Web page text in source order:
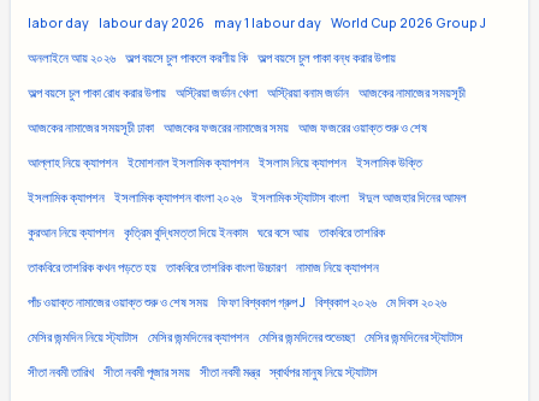
labor day labour day 2026 may 1 labour day World Cup 2026 Group J
অনলাইনে আয় ২০২৬ অল্প বয়সে চুল পাকলে করণীয় কি অল্প বয়সে চুল পাকা বন্ধ করার উপায়
অল্প বয়সে চুল পাকা রোধ করার উপায় অস্ট্রিয়া জর্ডান খেলা অস্ট্রিয়া বনাম জর্ডান আজকের নামাজের সময়সূচী
আজকের নামাজের সময়সূচী ঢাকা আজকের ফজরের নামাজের সময় আজ ফজরের ওয়াক্ত শুরু ও শেষ
আল্লাহ নিয়ে ক্যাপশন ইমোশনাল ইসলামিক ক্যাপশন ইসলাম নিয়ে ক্যাপশন ইসলামিক উক্তি
ইসলামিক ক্যাপশন ইসলামিক ক্যাপশন বাংলা ২০২৬ ইসলামিক স্ট্যাটাস বাংলা ঈদুল আজহার দিনের আমল
কুরআন নিয়ে ক্যাপশন কৃত্রিম বুদ্ধিমত্তা দিয়ে ইনকাম ঘরে বসে আয় তাকবিরে তাশরিক
তাকবিরে তাশরিক কখন পড়তে হয় তাকবিরে তাশরিক বাংলা উচ্চারণ নামাজ নিয়ে ক্যাপশন
পাঁচ ওয়াক্ত নামাজের ওয়াক্ত শুরু ও শেষ সময় ফিফা বিশ্বকাপ গ্রুপ J বিশ্বকাপ ২০২৬ মে দিবস ২০২৬
মেসির জন্মদিন নিয়ে স্ট্যাটাস মেসির জন্মদিনের ক্যাপশন মেসির জন্মদিনের শুভেচ্ছা মেসির জন্মদিনের স্ট্যাটাস
সীতা নবমী তারিখ সীতা নবমী পূজার সময় সীতা নবমী মন্ত্র স্বার্থপর মানুষ নিয়ে স্ট্যাটাস